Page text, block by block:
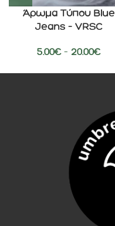
Άρωμα Τύπου Blue
Jeans – VRSC
5.00€ – 20.00€